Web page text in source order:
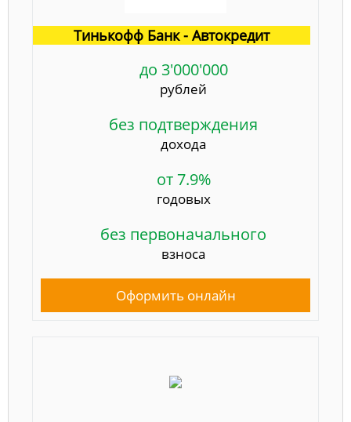
Тинькофф Банк - Автокредит
до 3'000'000
рублей
без подтверждения
дохода
от 7.9%
годовых
без первоначального
взноса
Оформить онлайн